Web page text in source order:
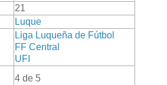
21
Luque
Liga Luqueña de Fútbol
FF Central
UFI
4 de 5